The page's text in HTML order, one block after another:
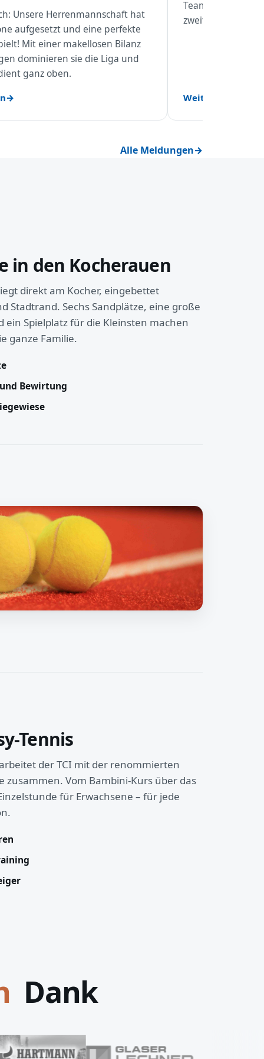
Unsere Herrenmannschaft hat
aufgesetzt und eine perfekte
Mit einer makellosen Bilanz
dominieren sie die Liga und
ganz oben.
Teams die
zweiten Mal in
Weiterlesen
Alle Meldungen
in den Kocherauen
direkt am Kocher, eingebettet
Stadtrand. Sechs Sandplätze, eine große
ein Spielplatz für die Kleinsten machen
ganze Familie.
Bewirtung
Tennis
der TCI mit der renommierten
zusammen. Vom Bambini-Kurs über das
für Erwachsene – für jede
Dank